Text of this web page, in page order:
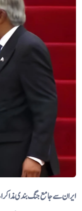
ایران سے جامع جنگ بندی